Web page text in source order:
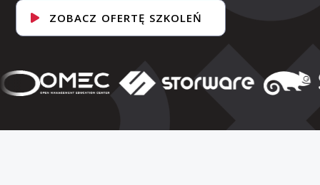
ZOBACZ OFERTĘ SZKOLEŃ